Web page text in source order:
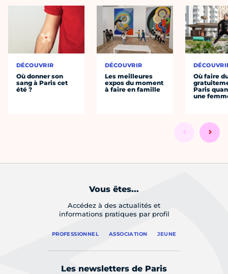
DÉCOUVRIR
Où donner son
sang à Paris cet
été ?
DÉCOUVRIR
Les meilleures
expos du moment
à faire en famille
Où faire
Paris
une
Vous êtes...
Accédez à des actualités et
informations pratiques par profil
PROFESSIONNEL ASSOCIATION JEUNE
Les newsletters de Paris